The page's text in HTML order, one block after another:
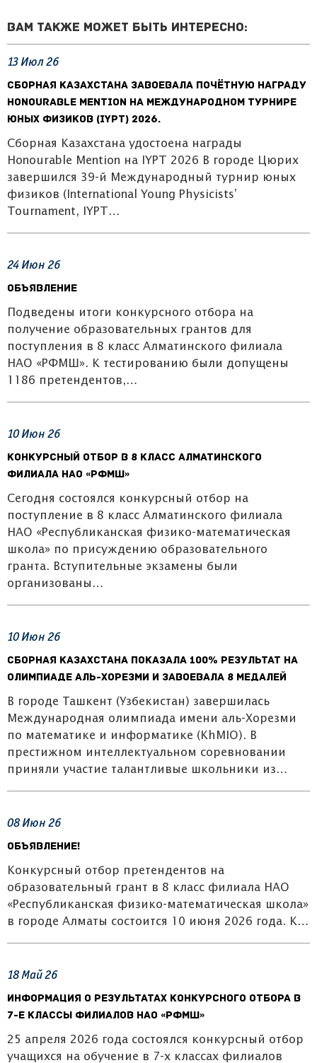
Вам также может быть интересно:
13Июл26
Сборная Казахстана завоевала почётную награду
Honourable Mention на Международном турнире
юных физиков (IYPT) 2026.
Сборная Казахстана удостоена награды
Honourable Mention на IYPT 2026 В городе Цюрих
завершился 39-й Международный турнир юных
физиков (International Young Physicists’
Tournament, IYPT…
24Июн 26
Объявление
Подведены итоги конкурсного отбора на
получение образовательных грантов для
поступления в 8 класс Алматинского филиала
НАО «РФМШ». К тестированию были допущены
1186 претендентов,…
10Июн 26
Конкурсный отбор в 8 класс Алматинского
филиала НАО «РФМШ»
Сегодня состоялся конкурсный отбор на
поступление в 8 класс Алматинского филиала
НАО «Республиканская физико-математическая
школа» по присуждению образовательного
гранта. Вступительные экзамены были
организованы…
10Июн 26
Сборная Казахстана показала 100% результат на
олимпиаде аль-Хорезми и завоевала 8 медалей
В городе Ташкент (Узбекистан) завершилась
Международная олимпиада имени аль-Хорезми
по математике и информатике (KhMIO). В
престижном интеллектуальном соревновании
приняли участие талантливые школьники из…
08Июн 26
ОБЪЯВЛЕНИЕ!
Конкурсный отбор претендентов на
образовательный грант в 8 класс филиала НАО
«Республиканская физико-математическая школа»
в городе Алматы состоится 10 июня 2026 года. К…
18Май26
Информация о результатах конкурсного отбора в
7-е классы филиалов НАО «РФМШ»
25 апреля 2026 года состоялся конкурсный отбор
учащихся на обучение в 7-х классах филиалов